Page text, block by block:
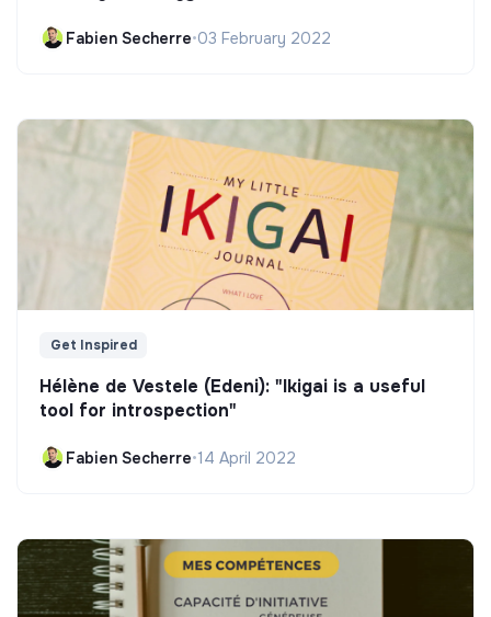
Fabien Secherre•03 February 2022
Get Inspired
Hélène de Vestele (Edeni): "Ikigai is a useful
tool for introspection"
Fabien Secherre•14 April 2022